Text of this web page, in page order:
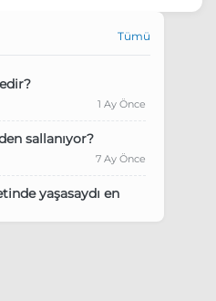
Tümü
1 Ay Önce
sallanıyor?
7 Ay Önce
yaşasaydı en